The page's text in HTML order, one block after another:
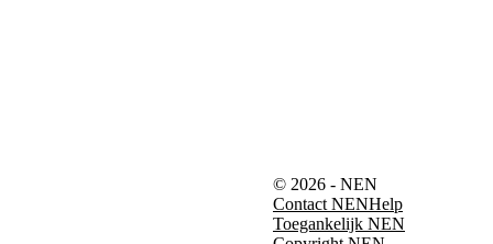
© 2026 - NEN
Contact NENHelp
Toegankelijk NEN